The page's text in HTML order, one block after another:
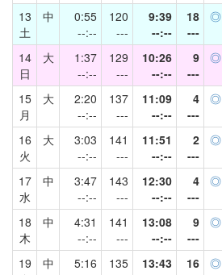
13
土
中
0:55
--:--
120
---
9:39
--:--
18
---
◎
14
日
大
1:37
--:--
129
---
10:26
--:--
9
---
◎
15
月
大
2:20
--:--
137
---
11:09
--:--
4
---
◎
16
火
大
3:03
--:--
141
---
11:51
--:--
2
---
◎
17
水
中
3:47
--:--
143
---
12:30
--:--
4
---
◎
18
木
中
4:31
--:--
141
---
13:08
--:--
9
---
◎
19
中
5:16
135
13:43
16
◎